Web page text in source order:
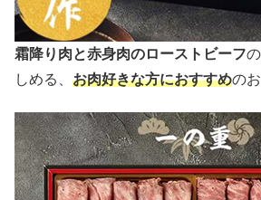
霜降り肉と赤身肉のローストビーフ
しめる、 お肉好きな方におすすめの